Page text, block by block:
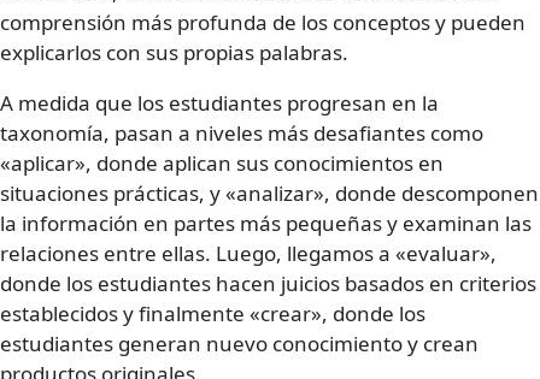
comprensión más profunda de los conceptos y pueden
explicarlos con sus propias palabras.
A medida que los estudiantes progresan en la
taxonomía, pasan a niveles más desafiantes como
«aplicar», donde aplican sus conocimientos en
situaciones prácticas, y «analizar», donde descomponen
la información en partes más pequeñas y examinan las
relaciones entre ellas. Luego, llegamos a «evaluar»,
donde los estudiantes hacen juicios basados en criterios
establecidos y finalmente «crear», donde los
estudiantes generan nuevo conocimiento y crean
productos originales.